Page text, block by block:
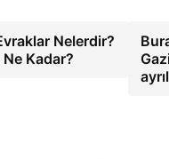
Nelerdir?
Kadar?